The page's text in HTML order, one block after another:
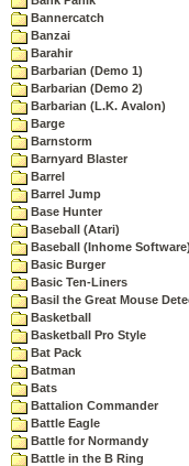
Bannercatch
Banzai
Barahir
Barbarian (Demo 1)
Barbarian (Demo 2)
Barbarian (L.K. Avalon)
Barge
Barnstorm
Barnyard Blaster
Barrel
Barrel Jump
Base Hunter
Baseball (Atari)
Baseball (Inhome
Basic Burger
Basic Ten-Liners
Basil the Great Mouse
Basketball
Basketball Pro Style
Bat Pack
Batman
Bats
Battalion Commander
Battle Eagle
Battle for Normandy
Battle in the B Ring